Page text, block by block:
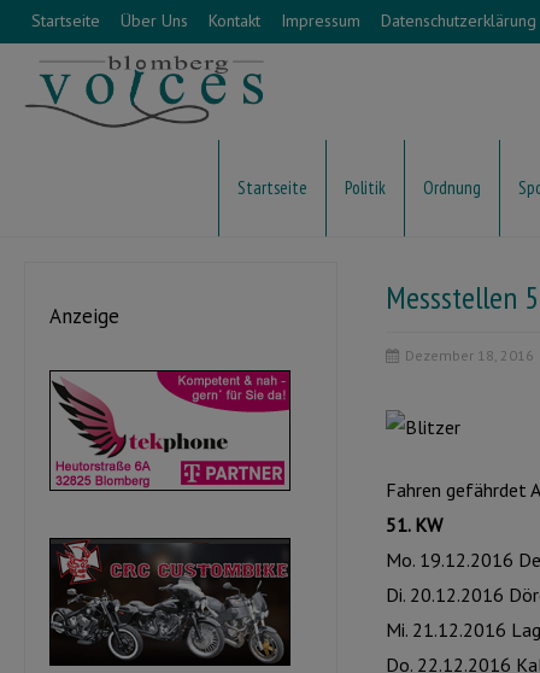
Startseite Über Uns Kontakt Impressum Datenschutzerklärung
Startseite Politik Ordnung
Messstellen
Dezember 18, 2016
Fahren gefährdet
51. KW
Mo. 19.12.2016
Di. 20.12.2016
Mi. 21.12.2016
Do. 22.12.2016
Anzeige